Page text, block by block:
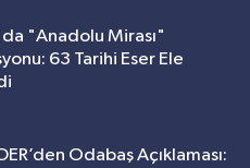
"Anadolu Mirası"
63 Tarihi Eser Ele
Odabaş Açıklaması: